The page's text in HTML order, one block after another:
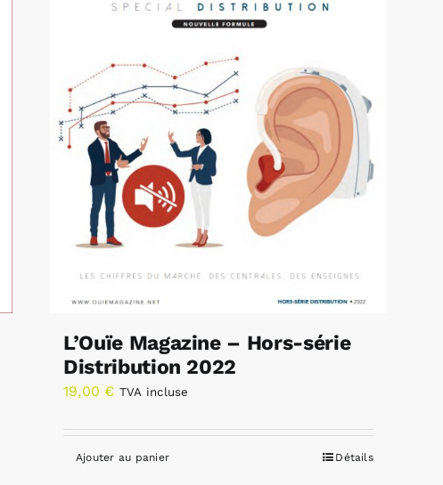
L’Ouïe Magazine – Hors-série
Distribution 2022
19,00 € TVA incluse
Ajouter au panier Détails